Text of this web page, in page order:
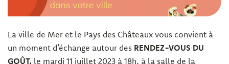
La ville de Mer et le Pays des Châteaux vous convient à
un moment d’échange autour des RENDEZ-VOUS DU
GOÛT, le mardi 11 juillet 2023 à 18h, à la salle de la